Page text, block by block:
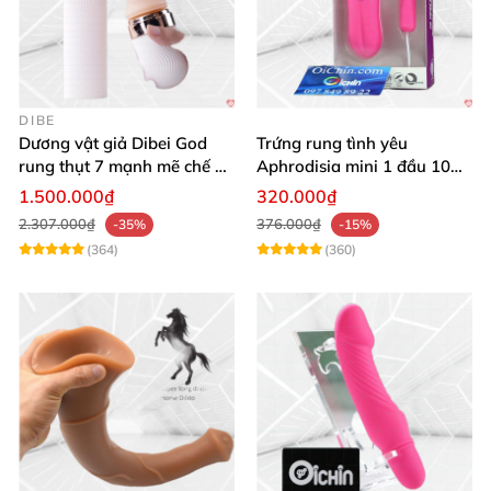
DIBE
Dương vật giả Dibei God
rung thụt 7 mạnh mẽ chế độ
tỏa nhiệt
1.500.000₫
2.307.000₫
-35%
(364)
Trứng rung tình yêu
Aphrodisia mini 1 đầu 10
chế độ rung đa năng
320.000₫
376.000₫
-15%
(360)